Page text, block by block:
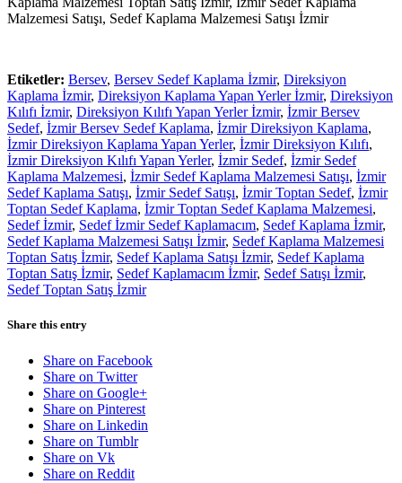
Malzemesi Satışı, Sedef Kaplama Malzemesi Satışı İzmir
Etiketler: Bersev, Bersev Sedef Kaplama İzmir, Direksiyon
Kaplama İzmir, Direksiyon Kaplama Yapan Yerler İzmir, Direksiyon
Kılıfı İzmir, Direksiyon Kılıfı Yapan Yerler İzmir, İzmir Bersev
Sedef, İzmir Bersev Sedef Kaplama, İzmir Direksiyon Kaplama,
İzmir Direksiyon Kaplama Yapan Yerler, İzmir Direksiyon Kılıfı,
İzmir Direksiyon Kılıfı Yapan Yerler, İzmir Sedef, İzmir Sedef
Kaplama Malzemesi, İzmir Sedef Kaplama Malzemesi Satışı, İzmir
Sedef Kaplama Satışı, İzmir Sedef Satışı, İzmir Toptan Sedef, İzmir
Toptan Sedef Kaplama, İzmir Toptan Sedef Kaplama Malzemesi,
Sedef İzmir, Sedef İzmir Sedef Kaplamacım, Sedef Kaplama İzmir,
Sedef Kaplama Malzemesi Satışı İzmir, Sedef Kaplama Malzemesi
Toptan Satış İzmir, Sedef Kaplama Satışı İzmir, Sedef Kaplama
Toptan Satış İzmir, Sedef Kaplamacım İzmir, Sedef Satışı İzmir,
Sedef Toptan Satış İzmir
Share this entry
Share on Facebook
Share on Twitter
Share on Google+
Share on Pinterest
Share on Linkedin
Share on Tumblr
Share on Vk
Share on Reddit